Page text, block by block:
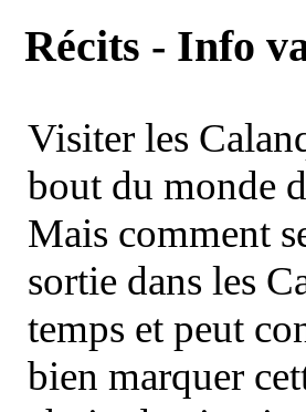
Récits - Info
Visiter les
bout du monde
Mais comment
sortie dans les
temps et peut
bien marquer